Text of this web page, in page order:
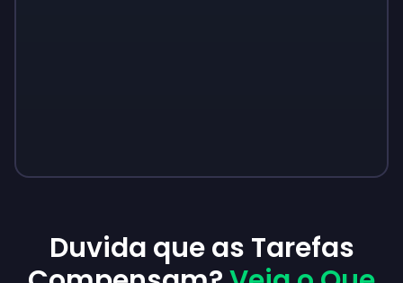
Duvida que as Tarefas